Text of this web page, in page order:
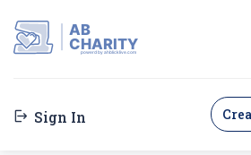
AB
CHARITY
powerd by ahblicklive.com
Sign In